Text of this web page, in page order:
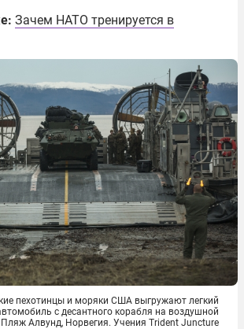
Зачем НАТО тренируется в
пехотинцы и моряки США выгружают легкий
с десантного корабля на воздушной
Алвунд, Норвегия. Учения Trident Juncture